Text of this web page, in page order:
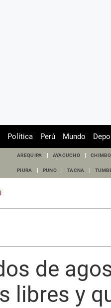
Política Perú Mundo
AREQUIPA AYACUCHO
PIURA PUNO TACNA
de
libres y